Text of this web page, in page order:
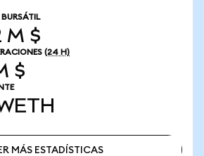
M $
(24 H)
$
MÁS ESTADÍSTICAS